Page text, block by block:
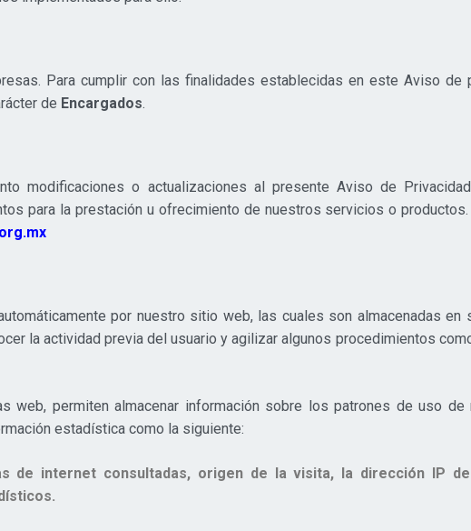
Para cumplir con las finalidades establecidas en este Aviso de
de Encargados.
modificaciones o actualizaciones al presente Aviso de
para la prestación u ofrecimiento de nuestros servicios o
por nuestro sitio web, las cuales son almacenadas en
la actividad previa del usuario y agilizar algunos procedimientos
web, permiten almacenar información sobre los patrones de uso
estadística como la siguiente:
de internet consultadas, origen de la visita, la dirección IP